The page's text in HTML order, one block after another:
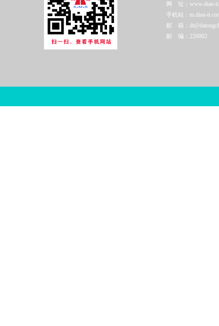
网 址：www.dian-
手机站：m.dian-
邮 箱：
邮 编：226002